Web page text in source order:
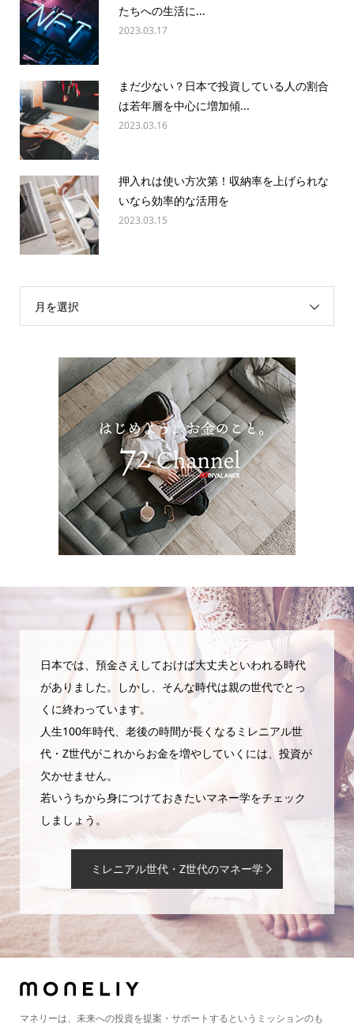
たちへの生活に...
2023.03.17
まだ少ない？日本で投資している人の割合
は若年層を中心に増加傾...
2023.03.16
押入れは使い方次第！収納率を上げられな
いなら効率的な活用を
2023.03.15
月を選択
日本では、預金さえしておけば大丈夫といわれる時代
がありました。しかし、そんな時代は親の世代でとっ
くに終わっています。
人生100年時代、老後の時間が長くなるミレニアル世
代・Z世代がこれからお金を増やしていくには、投資が
欠かせません。
若いうちから身につけておきたいマネー学をチェック
しましょう。
ミレニアル世代・Z世代のマネー学
マネリーは、未来への投資を提案・サポートするというミッションのも